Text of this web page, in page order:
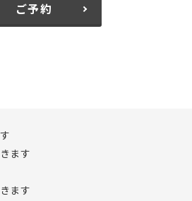
ご予約
ます
ます